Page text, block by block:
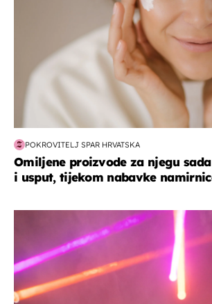
POKROVITELJ SPAR HRVATSKA
Omiljene proizvode za njegu
i usput, tijekom nabavke